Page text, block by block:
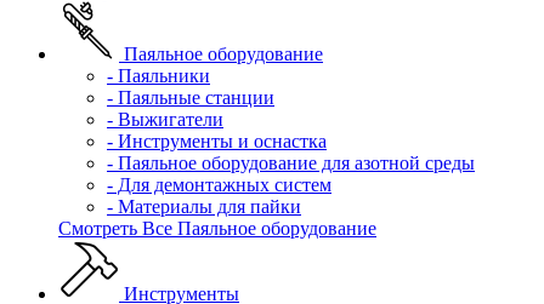
Паяльное оборудование
- Паяльники
- Паяльные станции
- Выжигатели
- Инструменты и оснастка
- Паяльное оборудование для азотной среды
- Для демонтажных систем
- Материалы для пайки
Смотреть Все Паяльное оборудование
Инструменты